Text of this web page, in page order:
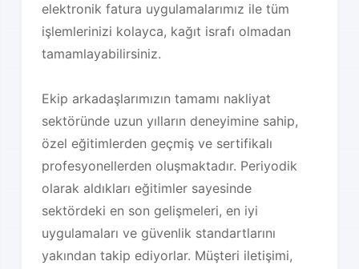
elektronik fatura uygulamalarımız ile tüm
işlemlerinizi kolayca, kağıt israfı olmadan
tamamlayabilirsiniz.
Ekip arkadaşlarımızın tamamı nakliyat
sektöründe uzun yılların deneyimine sahip,
özel eğitimlerden geçmiş ve sertifikalı
profesyonellerden oluşmaktadır. Periyodik
olarak aldıkları eğitimler sayesinde
sektördeki en son gelişmeleri, en iyi
uygulamaları ve güvenlik standartlarını
yakından takip ediyorlar. Müşteri iletişimi,